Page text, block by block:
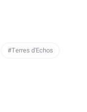
Terres d'Echos